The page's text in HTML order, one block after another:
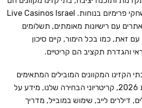
דרך מצוינת ליהנות ממשחקי פרימיום בנוחות. Live Casinos Israel
עם רישיונות מאומתים, תשלומים
זאת, כמו בכל הימור, קיים סיכון
והגדרת תקציב הם קריטיים.
זה ריכזנו את 6 בתי הקזינו המקוונים המובילים המתאימים
לשחקנים ישראלים בשנת 2026, קריטריוני הבחירה שלנו, מידע על
לייב, שימוש במובייל, מדריך